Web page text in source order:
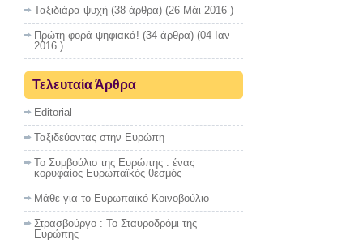
Ταξιδιάρα ψυχή (38 άρθρα) (26 Μάι 2016 )
Πρώτη φορά ψηφιακά! (34 άρθρα) (04 Ιαν
2016 )
Τελευταία Άρθρα
Editorial
Ταξιδεύοντας στην Ευρώπη
Το Συμβούλιο της Ευρώπης : ένας
κορυφαίος Ευρωπαϊκός θεσμός
Μάθε για το Ευρωπαϊκό Κοινοβούλιο
Στρασβούργο : To Σταυροδρόμι της
Ευρώπης